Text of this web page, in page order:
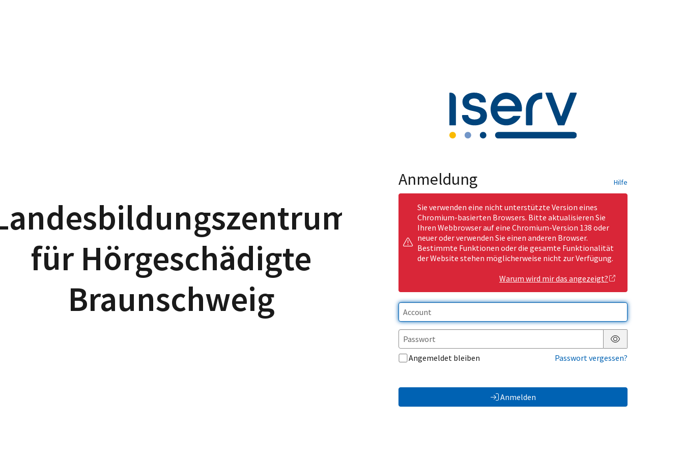
für Hörgeschädigte
Braunschweig
Anmeldung Hilfe
Sie verwenden eine nicht unterstützte Version eines
Chromium-basierten Browsers. Bitte aktualisieren Sie
Ihren Webbrowser auf eine Chromium-Version 138 oder
neuer oder verwenden Sie einen anderen Browser.
Bestimmte Funktionen oder die gesamte Funktionalität
der Website stehen möglicherweise nicht zur Verfügung.
Warum wird mir das angezeigt?
Passwort anzeigen
Angemeldet bleiben
Passwort vergessen?
Anmelden